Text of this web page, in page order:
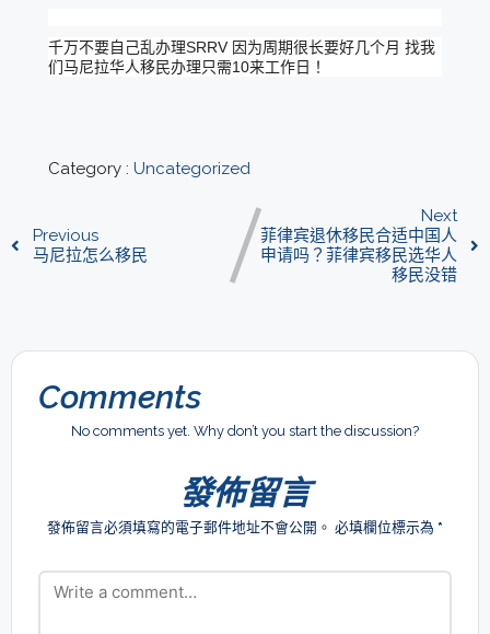
千万不要自己乱办理SRRV 因为周期很长要好几个月 找我
们马尼拉华人移民办理只需10来工作日！
Category : Uncategorized
Previous
马尼拉怎么移民
Next
菲律宾退休移民合适中国人
申请吗？菲律宾移民选华人
移民没错
Comments
No comments yet. Why don’t you start the discussion?
發佈留言
發佈留言必須填寫的電子郵件地址不會公開。 必填欄位標示為 *